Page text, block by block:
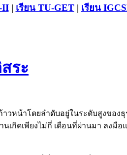
II| เรียน TU-GET| เรียน
ระ
วหน้าโดยลำดับอยู่ในระดับสูงของ
เกิดเพียงไม่กี่ เดือนที่ผ่านมา ลง